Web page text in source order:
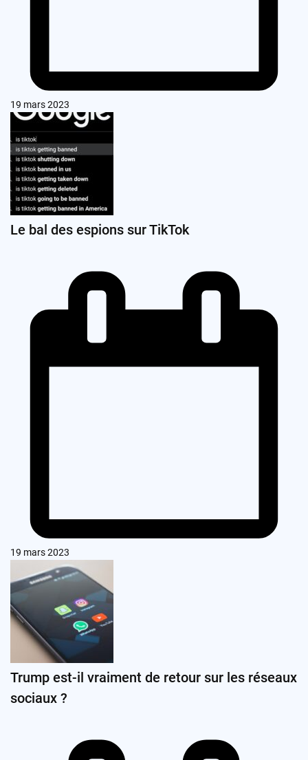
19 mars 2023
Le bal des espions sur TikTok
19 mars 2023
Trump est-il vraiment de retour sur les réseaux
sociaux ?